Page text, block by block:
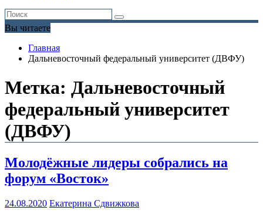
Вы читаете
Главная
Дальневосточный федеральный университет (ДВФУ)
Метка: Дальневосточный
федеральный университет
(ДВФУ)
Молодёжные лидеры собрались на
форум «Восток»
24.08.2020 Екатерина Сдвижкова